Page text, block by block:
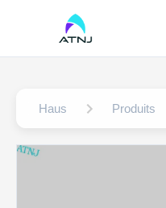
Haus Produits